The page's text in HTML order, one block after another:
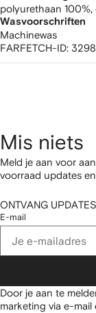
polyurethaan 100%,
Wasvoorschriften
Machinewas
FARFETCH-ID:
Mis niets
Meld je aan voor
voorraad updates
ONTVANG
E-mail
Door je aan te
marketing via e-mail